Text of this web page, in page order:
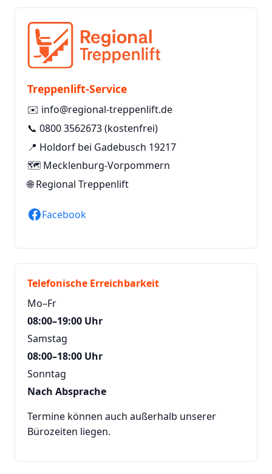
Treppenlift-Service
✉️ info@regional-treppenlift.de
📞 0800 3562673(kostenfrei)
📍 Holdorf bei Gadebusch 19217
🗺️ Mecklenburg-Vorpommern
🌐Regional Treppenlift
Facebook
Telefonische Erreichbarkeit
Mo–Fr
08:00–19:00 Uhr
Samstag
08:00–18:00 Uhr
Sonntag
Nach Absprache
Termine können auch außerhalb unserer
Bürozeiten liegen.